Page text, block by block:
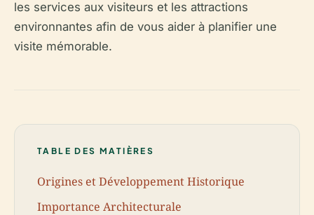
les services aux visiteurs et les attractions
environnantes afin de vous aider à planifier une
visite mémorable.
TABLE DES MATIÈRES
Origines et Développement Historique
Importance Architecturale